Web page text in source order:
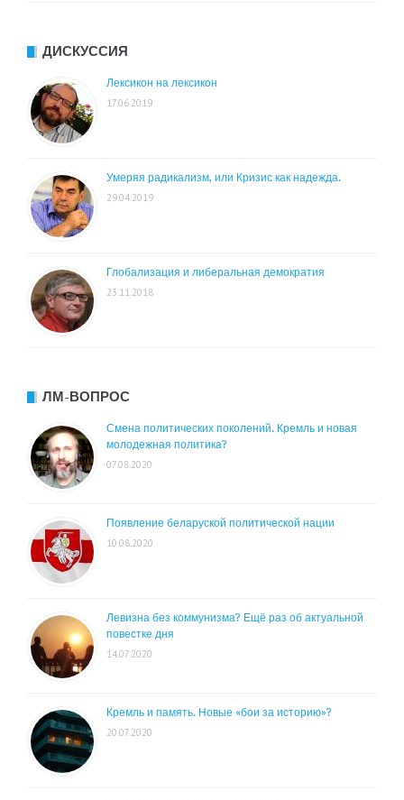
ДИСКУССИЯ
Лексикон на лексикон
17.06.2019
Умеряя радикализм, или Кризис как надежда.
29.04.2019
Глобализация и либеральная демократия
23.11.2018
ЛМ-ВОПРОС
Смена политических поколений. Кремль и новая
молодежная политика?
07.08.2020
Появление беларуской политической нации
10.08.2020
Левизна без коммунизма? Ещё раз об актуальной
повестке дня
14.07.2020
Кремль и память. Новые «бои за историю»?
20.07.2020